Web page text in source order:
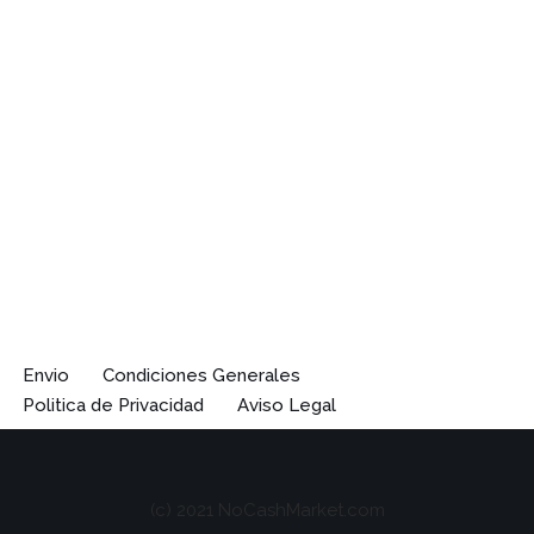
Envio
Condiciones Generales
Politica de Privacidad
Aviso Legal